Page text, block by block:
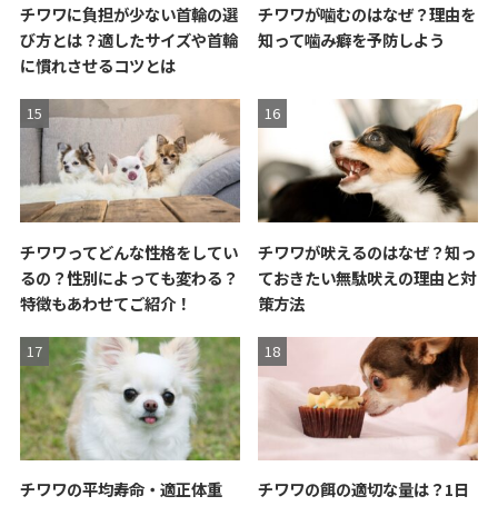
チワワに負担が少ない首輪の選
び方とは？適したサイズや首輪
に慣れさせるコツとは
チワワが噛むのはなぜ？理由を
知って噛み癖を予防しよう
チワワってどんな性格をしてい
るの？性別によっても変わる？
特徴もあわせてご紹介！
チワワが吠えるのはなぜ？知っ
ておきたい無駄吠えの理由と対
策方法
チワワの平均寿命・適正体重
チワワの餌の適切な量は？1日